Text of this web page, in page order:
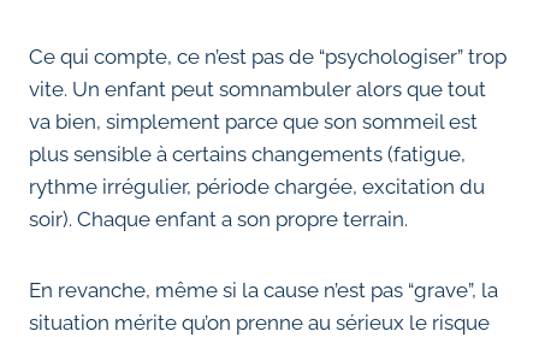
Ce qui compte, ce n’est pas de “psychologiser” trop
vite. Un enfant peut somnambuler alors que tout
va bien, simplement parce que son sommeil est
plus sensible à certains changements (fatigue,
rythme irrégulier, période chargée, excitation du
soir). Chaque enfant a son propre terrain.
En revanche, même si la cause n’est pas “grave”, la
situation mérite qu’on prenne au sérieux le risque